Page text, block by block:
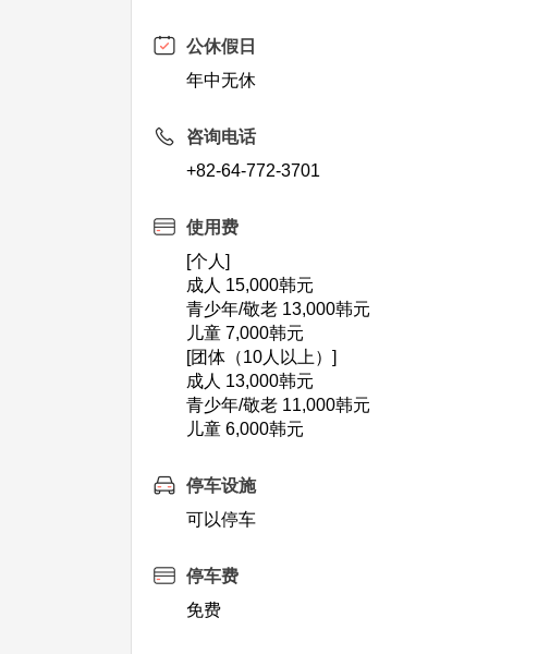
公休假日
年中无休
咨询电话
+82-64-772-3701
使用费
[个人]
成人 15,000韩元
青少年/敬老 13,000韩元
儿童 7,000韩元
[团体（10人以上）]
成人 13,000韩元
青少年/敬老 11,000韩元
儿童 6,000韩元
停车设施
可以停车
停车费
免费